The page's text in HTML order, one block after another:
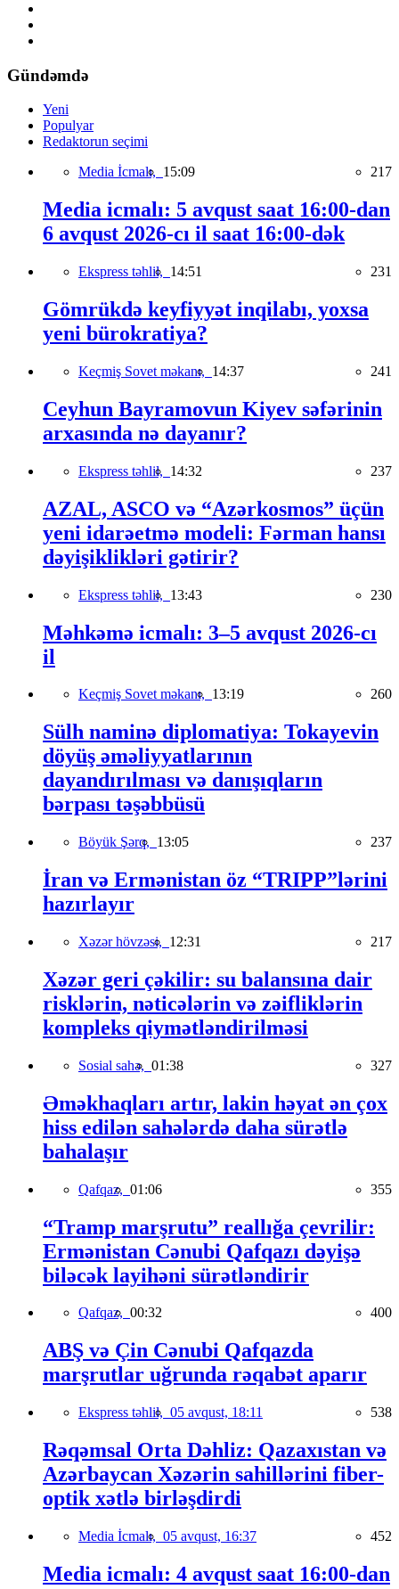
Gündəmdə
Yeni
Populyar
Redaktorun seçimi
Media İcmalı, 15:09 217
Media icmalı: 5 avqust saat 16:00-dan
6 avqust 2026-cı il saat 16:00-dək
Ekspress təhlil, 14:51 231
Gömrükdə keyfiyyət inqilabı, yoxsa
yeni bürokratiya?
Keçmiş Sovet məkanı, 14:37 241
Ceyhun Bayramovun Kiyev səfərinin
arxasında nə dayanır?
Ekspress təhlil, 14:32 237
AZAL, ASCO və “Azərkosmos” üçün
yeni idarəetmə modeli: Fərman hansı
dəyişiklikləri gətirir?
Ekspress təhlil, 13:43 230
Məhkəmə icmalı: 3–5 avqust 2026-cı
il
Keçmiş Sovet məkanı, 13:19 260
Sülh naminə diplomatiya: Tokayevin
döyüş əməliyyatlarının
dayandırılması və danışıqların
bərpası təşəbbüsü
Böyük Şərq, 13:05 237
İran və Ermənistan öz “TRIPP”lərini
hazırlayır
Xəzər hövzəsi, 12:31 217
Xəzər geri çəkilir: su balansına dair
risklərin, nəticələrin və zəifliklərin
kompleks qiymətləndirilməsi
Sosial sahə, 01:38 327
Əməkhaqları artır, lakin həyat ən çox
hiss edilən sahələrdə daha sürətlə
bahalaşır
Qafqaz, 01:06 355
“Tramp marşrutu” reallığa çevrilir:
Ermənistan Cənubi Qafqazı dəyişə
biləcək layihəni sürətləndirir
Qafqaz, 00:32 400
ABŞ və Çin Cənubi Qafqazda
marşrutlar uğrunda rəqabət aparır
Ekspress təhlil, 05 avqust, 18:11 538
Rəqəmsal Orta Dəhliz: Qazaxıstan və
Azərbaycan Xəzərin sahillərini fiber-
optik xətlə birləşdirdi
Media İcmalı, 05 avqust, 16:37 452
Media icmalı: 4 avqust saat 16:00-dan